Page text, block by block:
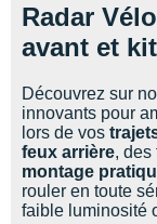
Radar
avant et
Découvrez sur
innovants pour
lors de vos
feux arrière, des
montage
rouler en toute
faible luminosité
Smoon
Speedo
Suunto